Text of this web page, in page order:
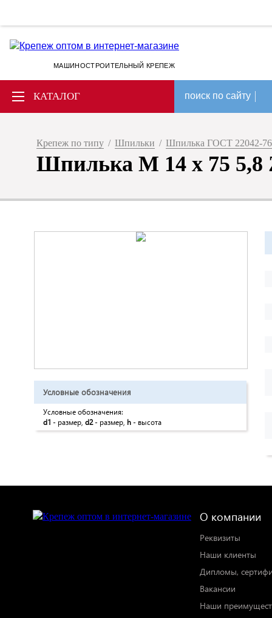
МАШИНОСТРОИТЕЛЬНЫЙ КРЕПЕЖ
КАТАЛОГ поиск по сайту
Крепеж по типу / Шпильки / Шпилька ГОСТ 22042-76
Шпилька М 14 х 75 5,8
Условные обозначения
Условные обозначения:
d1 - размер, d2- размер, h - высота
О компании
Реквизиты
Наши клиенты
Дипломы,
Вакансии
Наши